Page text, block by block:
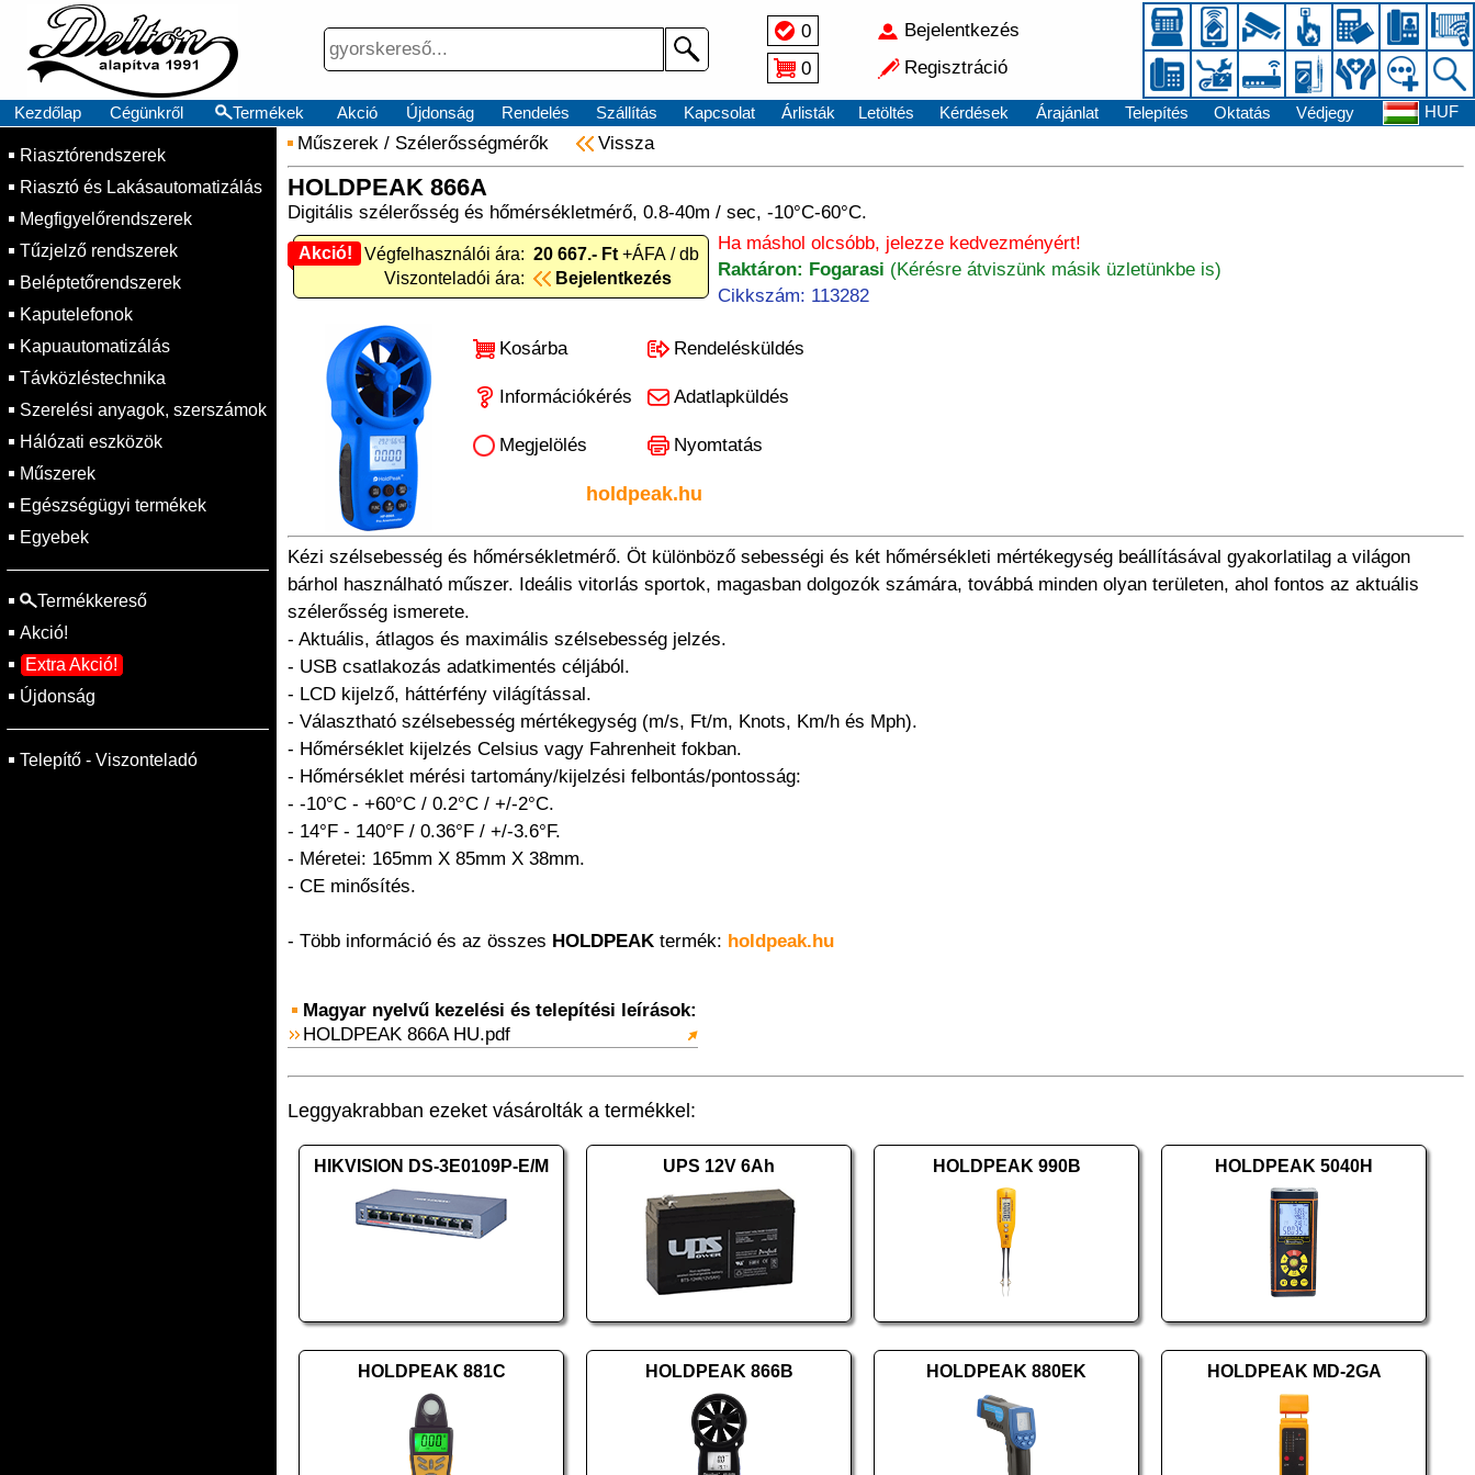
0
0
Bejelentkezés
Regisztráció
Kezdőlap Cégünkről Termékek Akció Újdonság Rendelés Szállítás Kapcsolat Árlisták Letöltés Kérdések Árajánlat Telepítés Oktatás Védjegy HUF
Riasztórendszerek
Riasztó és Lakásautomatizálás
Megfigyelőrendszerek
Tűzjelző rendszerek
Beléptetőrendszerek
Kaputelefonok
Kapuautomatizálás
Távközléstechnika
Szerelési anyagok, szerszámok
Hálózati eszközök
Műszerek
Egészségügyi termékek
Egyebek
Termékkereső
Akció!
Extra Akció!
Újdonság
Telepítő - Viszonteladó
Műszerek / Szélerősségmérők Vissza
HOLDPEAK 866A
Digitális szélerősség és hőmérsékletmérő, 0.8-40m / sec, -10°C-60°C.
Akció!
Akció! Végfelhasználói ára: 20 667.- Ft +ÁFA / db
Viszonteladói ára:
Bejelentkezés
Ha máshol olcsóbb, jelezze kedvezményért!
Raktáron: Fogarasi (Kérésre átviszünk másik üzletünkbe is)
Cikkszám: 113282
Kosárba Rendelésküldés
Információkérés Adatlapküldés
Megjelölés Nyomtatás
holdpeak.hu
Kézi szélsebesség és hőmérsékletmérő. Öt különböző sebességi és két hőmérsékleti mértékegység beállításával gyakorlatilag a világon
bárhol használható műszer. Ideális vitorlás sportok, magasban dolgozók számára, továbbá minden olyan területen, ahol fontos az aktuális
szélerősség ismerete.
- Aktuális, átlagos és maximális szélsebesség jelzés.
- USB csatlakozás adatkimentés céljából.
- LCD kijelző, háttérfény világítással.
- Választható szélsebesség mértékegység (m/s, Ft/m, Knots, Km/h és Mph).
- Hőmérséklet kijelzés Celsius vagy Fahrenheit fokban.
- Hőmérséklet mérési tartomány/kijelzési felbontás/pontosság:
- -10°C - +60°C / 0.2°C / +/-2°C.
- 14°F - 140°F / 0.36°F / +/-3.6°F.
- Méretei: 165mm X 85mm X 38mm.
- CE minősítés.
- Több információ és az összes HOLDPEAK termék: holdpeak.hu
Magyar nyelvű kezelési és telepítési leírások:
HOLDPEAK 866A HU.pdf
Leggyakrabban ezeket vásárolták a termékkel:
HIKVISION DS-3E0109P-E/M UPS 12V 6Ah HOLDPEAK 990B HOLDPEAK 5040H
HOLDPEAK 881C HOLDPEAK 866B HOLDPEAK 880EK HOLDPEAK MD-2GA